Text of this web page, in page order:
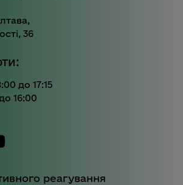
36
до 17:15
16:00
реагування